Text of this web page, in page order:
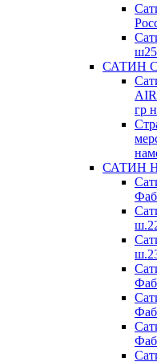
САТИН
гр
САТИН